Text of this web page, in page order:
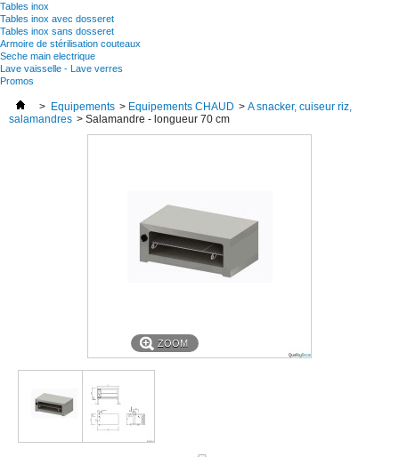
Tables inox
Tables inox avec dosseret
Tables inox sans dosseret
Armoire de stérilisation couteaux
Seche main electrique
Lave vaisselle - Lave verres
Promos
> Equipements > Equipements CHAUD > A snacker, cuiseur riz,
salamandres > Salamandre - longueur 70 cm
ZOOM